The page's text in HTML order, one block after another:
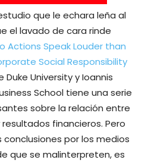
que le echara leña al
el lavado de cara rinde
Actions Speak Louder than
Social Responsibility
Duke University y Ioannis
School tiene una serie
sobre la relación entre
financieros. Pero
por los medios
que se malinterpreten, es